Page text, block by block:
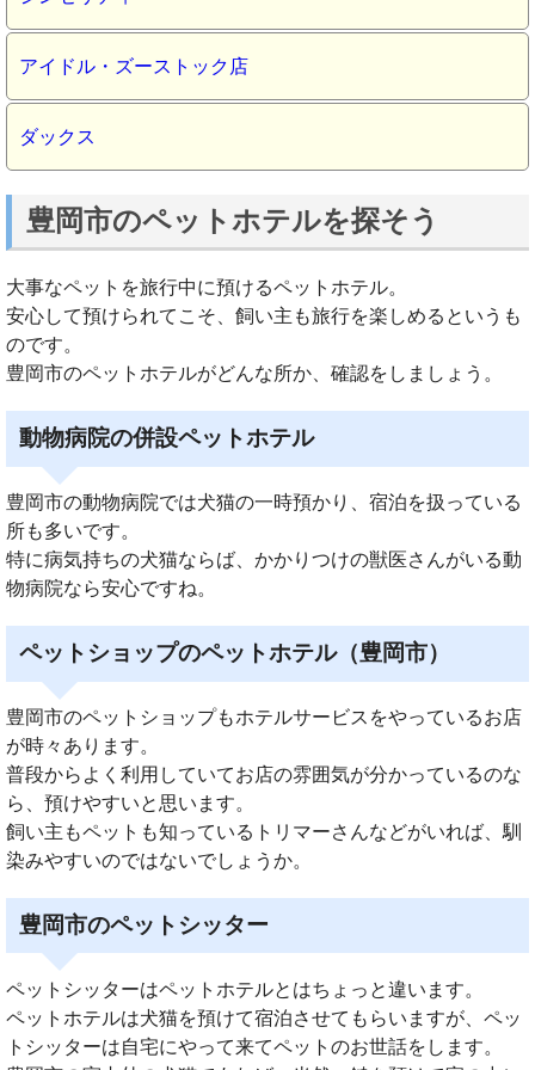
アイドル・ズーストック店
ダックス
豊岡市のペットホテルを探そう
大事なペットを旅行中に預けるペットホテル。
安心して預けられてこそ、飼い主も旅行を楽しめるというも
のです。
豊岡市のペットホテルがどんな所か、確認をしましょう。
動物病院の併設ペットホテル
豊岡市の動物病院では犬猫の一時預かり、宿泊を扱っている
所も多いです。
特に病気持ちの犬猫ならば、かかりつけの獣医さんがいる動
物病院なら安心ですね。
ペットショップのペットホテル（豊岡市）
豊岡市のペットショップもホテルサービスをやっているお店
が時々あります。
普段からよく利用していてお店の雰囲気が分かっているのな
ら、預けやすいと思います。
飼い主もペットも知っているトリマーさんなどがいれば、馴
染みやすいのではないでしょうか。
豊岡市のペットシッター
ペットシッターはペットホテルとはちょっと違います。
ペットホテルは犬猫を預けて宿泊させてもらいますが、ペッ
トシッターは自宅にやって来てペットのお世話をします。